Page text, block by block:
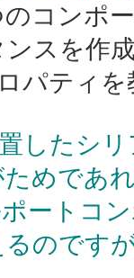
コンポ
ンスを
パティ
置したシ
めであ
ートコ
のです